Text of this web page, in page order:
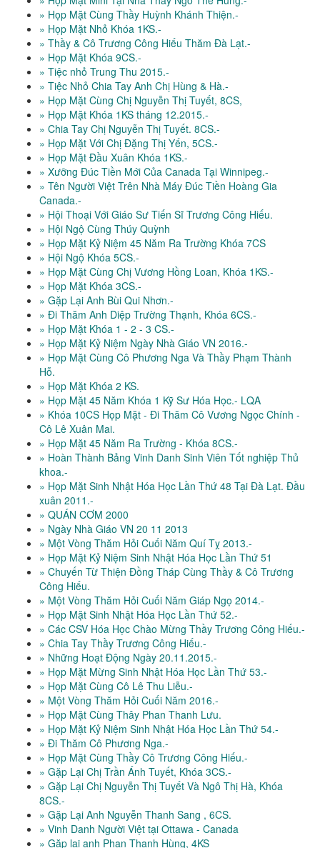
» Họp Mặt Cùng Thầy Huỳnh Khánh Thiện.-
» Họp Mặt Nhỏ Khóa 1KS.-
» Thầy & Cô Trương Công Hiếu Thăm Đà Lạt.-
» Họp Mặt Khóa 9CS.-
» Tiệc nhỏ Trung Thu 2015.-
» Tiệc Nhỏ Chia Tay Anh Chị Hùng & Hà.-
» Họp Mặt Cùng Chị Nguyễn Thị Tuyết, 8CS,
» Họp Mặt Khóa 1KS tháng 12.2015.-
» Chia Tay Chị Nguyễn Thị Tuyết. 8CS.-
» Họp Mặt Với Chị Đặng Thị Yến, 5CS.-
» Họp Mặt Đầu Xuân Khóa 1KS.-
» Xưỡng Đúc Tiền Mới Của Canada Tại Winnipeg.-
» Tên Người Việt Trên Nhà Máy Đúc Tiền Hoàng Gia
Canada.-
» Hội Thoại Với Giáo Sư Tiến Sĩ Trương Công Hiếu.
» Hội Ngộ Cùng Thúy Quỳnh
» Họp Mặt Kỷ Niệm 45 Năm Ra Trường Khóa 7CS
» Hội Ngộ Khóa 5CS.-
» Họp Mặt Cùng Chị Vương Hồng Loan, Khóa 1KS.-
» Họp Mặt Khóa 3CS.-
» Gặp Lại Anh Bùi Qui Nhơn.-
» Đi Thăm Anh Diệp Trường Thạnh, Khóa 6CS.-
» Họp Mặt Khóa 1 - 2 - 3 CS.-
» Họp Mặt Kỷ Niệm Ngày Nhà Giáo VN 2016.-
» Họp Mặt Cùng Cô Phương Nga Và Thầy Phạm Thành
Hỗ.
» Họp Mặt Khóa 2 KS.
» Họp Mặt 45 Năm Khóa 1 Kỹ Sư Hóa Học.- LQA
» Khóa 10CS Họp Mặt - Đi Thăm Cô Vương Ngọc Chính -
Cô Lê Xuân Mai.
» Họp Mặt 45 Năm Ra Trường - Khóa 8CS.-
» Hoàn Thành Bảng Vinh Danh Sinh Viên Tốt nghiệp Thủ
khoa.-
» Họp Mặt Sinh Nhật Hóa Học Lần Thứ 48 Tại Đà Lạt. Đầu
xuân 2011.-
» QUÁN CƠM 2000
» Ngày Nhà Giáo VN 20 11 2013
» Một Vòng Thăm Hỏi Cuối Năm Quí Tỵ 2013.-
» Họp Mặt Kỷ Niệm Sinh Nhật Hóa Học Lần Thứ 51
» Chuyến Từ Thiện Đồng Tháp Cùng Thầy & Cô Trương
Công Hiếu.
» Một Vòng Thăm Hỏi Cuối Năm Giáp Ngọ 2014.-
» Họp Mặt Sinh Nhật Hóa Học Lần Thứ 52.-
» Các CSV Hóa Học Chào Mừng Thầy Trương Công Hiếu.-
» Chia Tay Thầy Trương Công Hiếu.-
» Những Hoạt Động Ngày 20.11.2015.-
» Họp Mặt Mừng Sinh Nhật Hóa Học Lần Thứ 53.-
» Họp Mặt Cùng Cô Lê Thu Liễu.-
» Một Vòng Thăm Hỏi Cuối Năm 2016.-
» Họp Mặt Cùng Thây Phan Thanh Lưu.
» Họp Mặt Kỷ Niệm Sinh Nhật Hóa Học Lần Thứ 54.-
» Đi Thăm Cô Phương Nga.-
» Họp Mặt Cùng Thầy Cô Trương Công Hiếu.-
» Gặp Lại Chị Trần Ánh Tuyết, Khóa 3CS.-
» Gặp Lại Chị Nguyễn Thị Tuyết Và Ngô Thị Hà, Khóa
8CS.-
» Gặp Lại Anh Nguyễn Thanh Sang , 6CS.
» Vinh Danh Người Việt tại Ottawa - Canada
» Gặp lại anh Phan Thanh Hùng, 4KS